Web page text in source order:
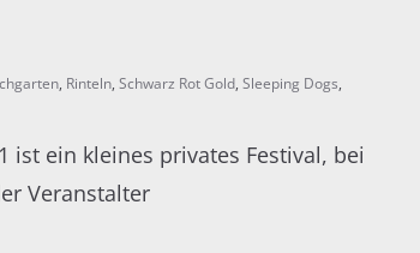
, Rinteln, Schwarz Rot Gold, Sleeping Dogs,
ist ein kleines privates Festival, bei
Veranstalter